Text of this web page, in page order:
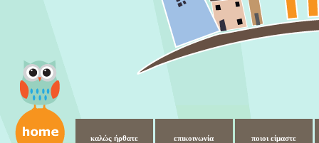
καλώς ήρθατε επικοινωνία ποιοι είμαστε